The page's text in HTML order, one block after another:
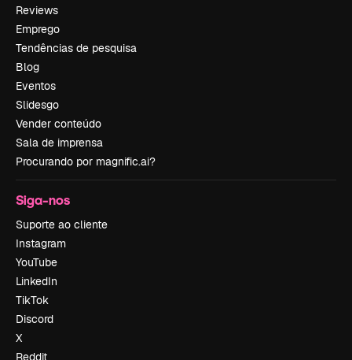
Reviews
Emprego
Tendências de pesquisa
Blog
Eventos
Slidesgo
Vender conteúdo
Sala de imprensa
Procurando por magnific.ai?
Siga-nos
Suporte ao cliente
Instagram
YouTube
LinkedIn
TikTok
Discord
X
Reddit